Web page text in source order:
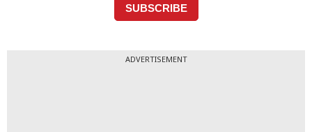
ADVERTISEMENT